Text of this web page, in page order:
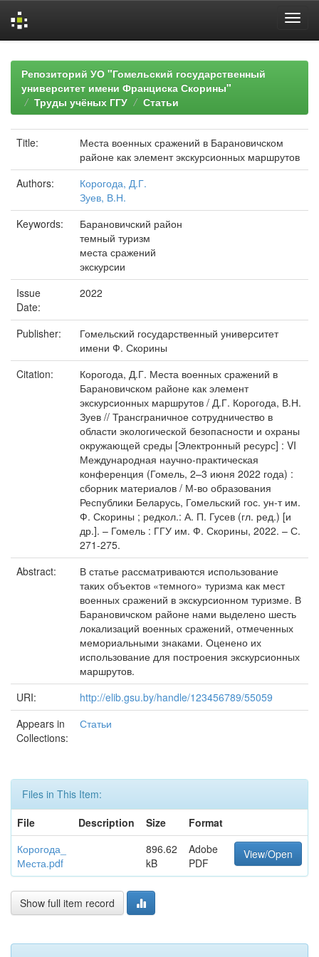
navigationРепозиторий УО "Гомельский государственный
университет имени Франциска Скорины"
Труды учёных ГГУ
Статьи
Title:
Места военных сражений в Барановичском
районе как элемент экскурсионных маршрутов
Authors:
Корогода, Д.Г.
Зуев, В.Н.
Keywords:
Барановичский район
темный туризм
места сражений
экскурсии
Issue
Date:
2022
Publisher:
Гомельский государственный университет
имени Ф. Скорины
Citation:
Корогода, Д.Г. Места военных сражений в
Барановичском районе как элемент
экскурсионных маршрутов / Д.Г. Корогода, В.Н.
Зуев // Трансграничное сотрудничество в
области экологической безопасности и охраны
окружающей среды [Электронный ресурс] : VI
Международная научно-практическая
конференция (Гомель, 2–3 июня 2022 года) :
сборник материалов / М-во образования
Республики Беларусь, Гомельский гос. ун-т им.
Ф. Скорины ; редкол.: А. П. Гусев (гл. ред.) [и
др.]. – Гомель : ГГУ им. Ф. Скорины, 2022. – С.
271-275.
Abstract:
В статье рассматриваются использование
таких объектов «темного» туризма как мест
военных сражений в экскурсионном туризме. В
Барановичском районе нами выделено шесть
локализаций военных сражений, отмеченных
мемориальными знаками. Оценено их
использование для построения экскурсионных
маршрутов.
URI:
http://elib.gsu.by/handle/123456789/55059
Appears in
Collections:
Статьи
Files in This Item:
File
Description Size
Format
Корогода_
Места.pdf
896.62
kB
Adobe
PDF
View/Open
Show full item record